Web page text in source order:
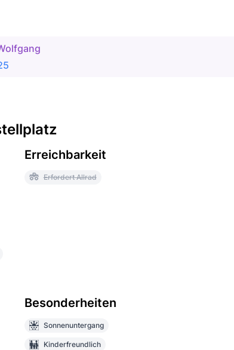
Erreichbarkeit
Erfordert Allrad
Besonderheiten
Sonnenuntergang
Kinderfreundlich